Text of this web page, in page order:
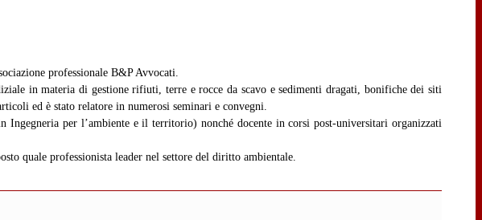
professionale B&P Avvocati.
in materia di gestione rifiuti, terre e rocce da scavo e sedimenti dragati, bonifiche dei siti
ed è stato relatore in numerosi seminari e convegni.
per l’ambiente e il territorio) nonché docente in corsi post-universitari organizzati
quale professionista leader nel settore del diritto ambientale.